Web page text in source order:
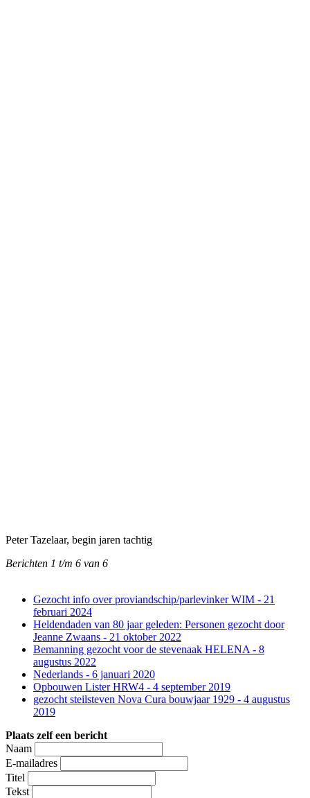
Peter Tazelaar, begin jaren tachtig
Berichten 1 t/m 6 van 6
Gezocht info over proviandschip/parlevinker WIM - 21
februari 2024
Heldendaden van 80 jaar geleden: Personen gezocht door
Jeanne Zwaans - 21 oktober 2022
Bemanning gezocht voor de stevenaak HELENA - 8
augustus 2022
Nederlands - 6 januari 2020
Opbouwen Lister HRW4 - 4 september 2019
gezocht steilsteven Nova Cura bouwjaar 1929 - 4 augustus
2019
Plaats zelf een bericht
Naam
E-mailadres
Titel
Tekst